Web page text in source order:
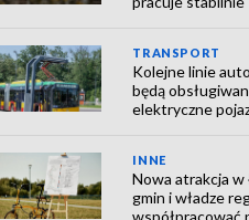
TRANSPORT
Kolejne linie
będą
elektryczne
INNE
Nowa atrakcja w
gmin i władze
współpracować